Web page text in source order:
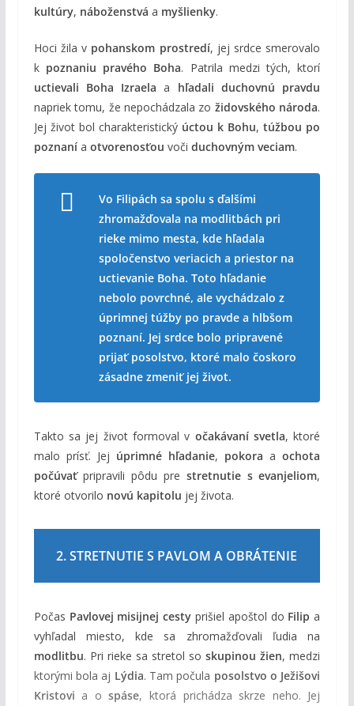
kultúry, náboženstvá a myšlienky.
Hoci žila v pohanskom prostredí, jej srdce smerovalo
k poznaniu pravého Boha. Patrila medzi tých, ktorí
uctievali Boha Izraela a hľadali duchovnú pravdu
napriek tomu, že nepochádzala zo židovského národa.
Jej život bol charakteristický úctou k Bohu,túžbou po
poznanía otvorenosťou voči duchovným veciam.
Vo Filipách sa spolu s ďalšími
zhromažďovala na modlitbách pri
rieke mimo mesta, kde hľadala
spoločenstvo veriacich a priestor na
uctievanie Boha. Toto hľadanie
nebolo povrchné, ale vychádzalo z
úprimnej túžby po pravde a hlbšom
poznaní. Jej srdce bolo pripravené
prijať posolstvo, ktoré malo čoskoro
zásadne zmeniť jej život.
Takto sa jej život formoval v očakávaní svetla, ktoré
malo prísť. Jej úprimné hľadanie, pokora aochota
počúvaťpripravili pôdu pre stretnutie s evanjeliom,
ktoré otvorilo novú kapitolu jej života.
2. STRETNUTIE S PAVLOM A OBRÁTENIE
Počas Pavlovej misijnej cesty prišiel apoštol do Filip a
vyhľadal miesto, kde sa zhromažďovali ľudia na
modlitbu. Pri rieke sa stretol soskupinou žien, medzi
ktorými bola aj Lýdia. Tam počula posolstvo o Ježišovi
Kristovi a ospáse, ktorá prichádza skrze neho. Jej